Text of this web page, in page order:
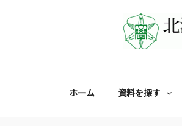
ホーム 資料を探す